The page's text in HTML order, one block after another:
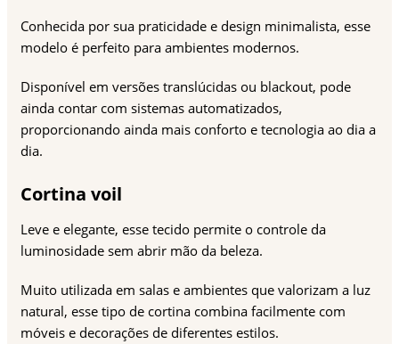
Conhecida por sua praticidade e design minimalista, esse
modelo é perfeito para ambientes modernos.
Disponível em versões translúcidas ou blackout, pode
ainda contar com sistemas automatizados,
proporcionando ainda mais conforto e tecnologia ao dia a
dia.
Cortina voil
Leve e elegante, esse tecido permite o controle da
luminosidade sem abrir mão da beleza.
Muito utilizada em salas e ambientes que valorizam a luz
natural, esse tipo de cortina combina facilmente com
móveis e decorações de diferentes estilos.